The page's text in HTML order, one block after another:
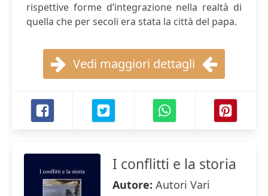
rispettive forme d’integrazione nella realtà di
quella che per secoli era stata la città del papa.
Vedi maggiori dettagli
I conflitti e la storia
Autore: Autori Vari